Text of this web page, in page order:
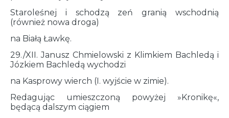
Staroleśnej i schodzą zeń granią wschodnią
(również nowa droga)
na Białą Ławkę.
29./XII. Janusz Chmielowski z Klimkiem Bachledą i
Józkiem Bachledą wychodzi
na Kasprowy wierch (I. wyjście w zimie).
Redagując umieszczoną powyżej »Kronikę«,
będącą dalszym ciągiem